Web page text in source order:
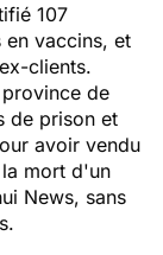
107
en vaccins, et
clients.
de
de prison et
avoir vendu
mort d'un
News, sans